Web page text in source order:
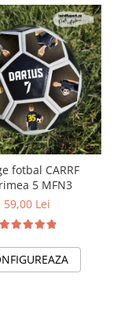
fotbal CARRF
5 MFN3
59,00 Lei